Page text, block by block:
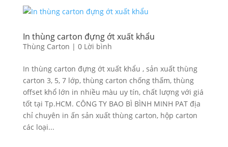
In thùng carton đựng ớt xuất khẩu
Thùng Carton | 0 Lời bình
In thùng carton đựng ớt xuất khẩu , sản xuất thùng
carton 3, 5, 7 lớp, thùng carton chống thấm, thùng
offset khổ lớn in nhiều màu uy tín, chất lượng với giá
tốt tại Tp.HCM. CÔNG TY BAO BÌ BÌNH MINH PAT địa
chỉ chuyên in ấn sản xuất thùng carton, hộp carton
các loại...